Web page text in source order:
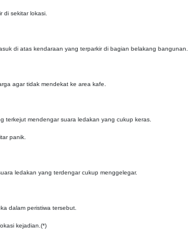
di sekitar lokasi.
di atas kendaraan yang terparkir di bagian belakang bangunan.
agar tidak mendekat ke area kafe.
terkejut mendengar suara ledakan yang cukup keras.
panik.
ledakan yang terdengar cukup menggelegar.
dalam peristiwa tersebut.
kejadian.(*)